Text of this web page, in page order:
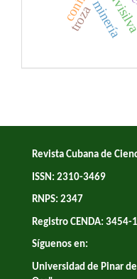
minería
troza
Revista Cubana de
ISSN: 2310-3469
RNPS: 2347
Registro CENDA: 3454-
Síguenos en:
Universidad de Pinar